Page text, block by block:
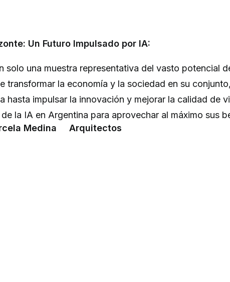
Un Futuro Impulsado por IA:
solo una muestra representativa del vasto potencial
transformar la economía y la sociedad en su
hasta impulsar la innovación y mejorar la calidad de
la IA en Argentina para aprovechar al máximo sus
Medina Arquitectos